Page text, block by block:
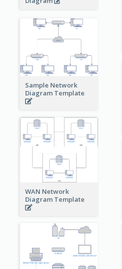
Sample Network
Diagram Template
WAN Network
Diagram Template